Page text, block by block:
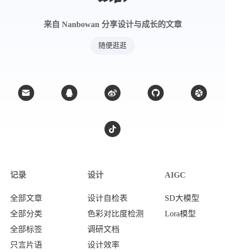
来自 Nanbowan 分享设计与成长的文章
随便逛逛
记录
全部文章
全部分类
全部标签
只言片语
设计
设计自检表
色彩对比度检测
调研文档
设计效率
AIGC
SD大模型
Lora模型